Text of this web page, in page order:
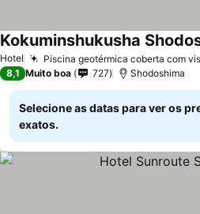
Hotel Piscina geotérmica coberta com
Kokuminshukusha
8,1 Muito boa 727 Shodoshima
Selecione as datas para ver os
exatos.